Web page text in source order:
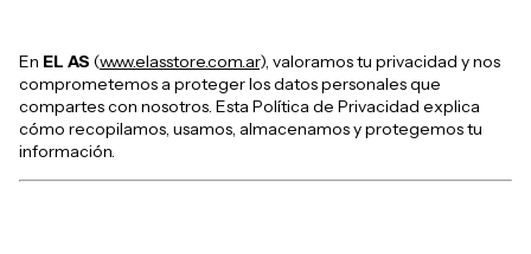
En EL AS (www.elasstore.com.ar), valoramos tu privacidad y nos
comprometemos a proteger los datos personales que
compartes con nosotros. Esta Política de Privacidad explica
cómo recopilamos, usamos, almacenamos y protegemos tu
información.